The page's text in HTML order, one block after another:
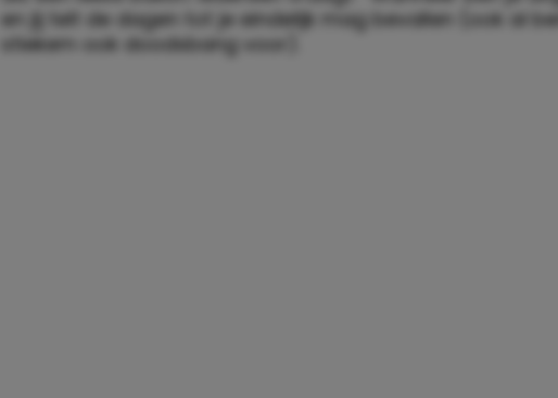
en jij telt de dagen tot je eindelijk mag bevallen (ook al
stiekem ook doodsbang voor).